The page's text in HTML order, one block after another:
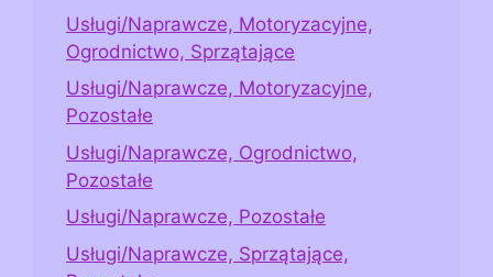
Usługi/Naprawcze, Motoryzacyjne,
Ogrodnictwo, Sprzątające
Usługi/Naprawcze, Motoryzacyjne,
Pozostałe
Usługi/Naprawcze, Ogrodnictwo,
Pozostałe
Usługi/Naprawcze, Pozostałe
Usługi/Naprawcze, Sprzątające,